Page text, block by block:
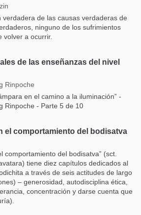
verdadera de las causas verdaderas de
ninguno de los sufrimientos
volver a ocurrir.
de las enseñanzas del nivel
Rinpoche
en el camino a la iluminación” -
Rinpoche - Parte 5 de 10
el comportamiento del bodisatva
comportamiento del bodisatva” (sct.
tiene diez capítulos dedicados al
a través de seis actitudes de largo
– generosidad, autodisciplina ética,
concentración y darse cuenta que